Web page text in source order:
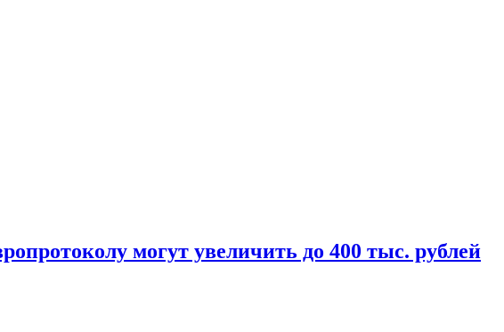
могут увеличить до 400 тыс. рублей